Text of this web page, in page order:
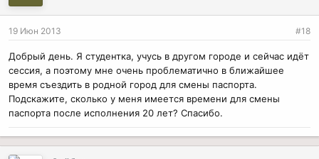
19 Июн 2013 #18
Добрый день. Я студентка, учусь в другом городе и сейчас идёт
сессия, а поэтому мне очень проблематично в ближайшее
время съездить в родной город для смены паспорта.
Подскажите, сколько у меня имеется времени для смены
паспорта после исполнения 20 лет? Спасибо.